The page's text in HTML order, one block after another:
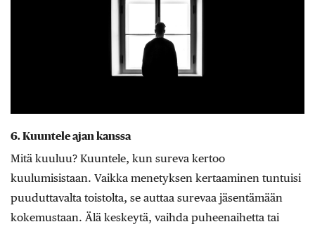
6. Kuuntele ajan kanssa
Mitä kuuluu? Kuuntele, kun sureva kertoo
kuulumisistaan. Vaikka menetyksen kertaaminen tuntuisi
puuduttavalta toistolta, se auttaa surevaa jäsentämään
kokemustaan. Älä keskeytä, vaihda puheenaihetta tai